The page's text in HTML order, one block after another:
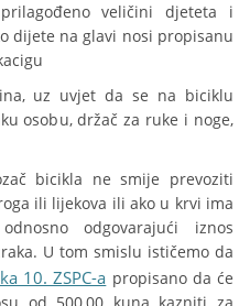
veličini djeteta i
dijete na glavi nosi propisanu
uz uvjet da se na biciklu
osobu, držač za ruke i noge,
bicikla ne smije prevoziti
ili lijekova ili ako u krvi ima
odgovarajući iznos
U tom smislu ističemo da
10. ZSPC-a propisano da će